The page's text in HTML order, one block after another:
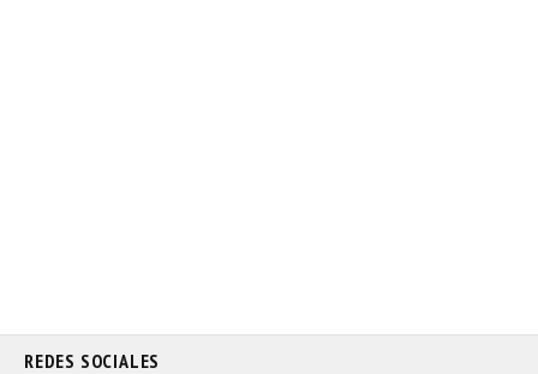
REDES SOCIALES